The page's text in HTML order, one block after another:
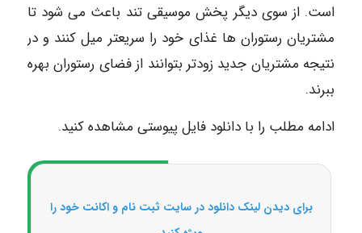
است. از سوی دیگر پخش موسیقی تند باعث می شود تا
مشتریان رستوران ها غذای خود را سریعتر میل کنند و در
نتیجه مشتریان جدید زودتر بتوانند از فضای رستوران بهره
ببرند.
ادامه مطلب را با دانلود فایل پیوستی مشاهده کنید.
برای دیدن لینک دانلود در سایت ثبت نام و اکانت خود را